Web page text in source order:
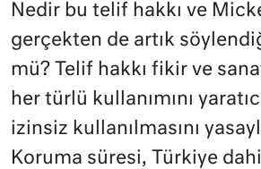
Nedir bu telif hakkı ve
gerçekten de artık
mü? Telif hakkı fikir ve
her türlü kullanımını
izinsiz kullanılmasını
Koruma süresi, Türkiye